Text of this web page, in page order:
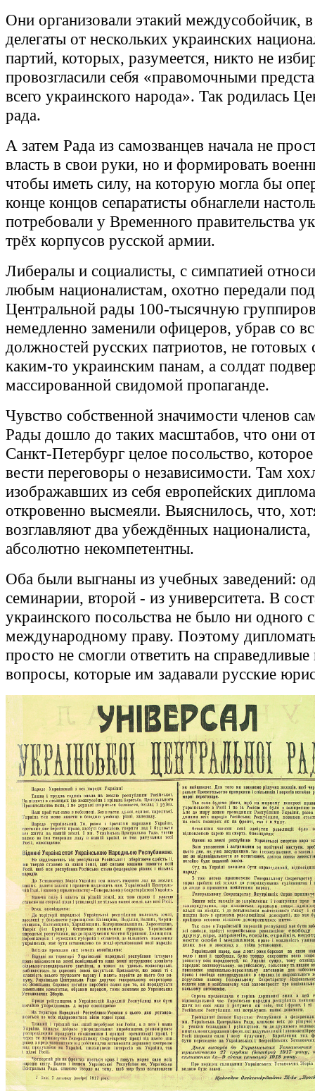
Они организовали этакий междусобойчик,
делегаты от нескольких украинских
партий, которых, разумеется, никто не
провозгласили себя «правомочными
всего украинского народа». Так родилась
рада.
А затем Рада из самозванцев начала не
власть в свои руки, но и формировать
чтобы иметь силу, на которую могла бы
конце концов сепаратисты обнаглели
потребовали у Временного правительства
трёх корпусов русской армии.
Либералы и социалисты, с симпатией
любым националистам, охотно передали
Центральной рады 100-тысячную
немедленно заменили офицеров, убрав со
должностей русских патриотов, не готовых
каким-то украинским панам, а солдат
массированной свидомой пропаганде.
Чувство собственной значимости членов
Рады дошло до таких масштабов, что они
Санкт-Петербург целое посольство,
вести переговоры о независимости. Там
изображавших из себя европейских
откровенно высмеяли. Выяснилось, что,
возглавляют два убеждённых
абсолютно некомпетентны.
Оба были выгнаны из учебных заведений:
семинарии, второй - из университета. В
украинского посольства не было ни одного
международному праву. Поэтому
просто не смогли ответить на
вопросы, которые им задавали русские